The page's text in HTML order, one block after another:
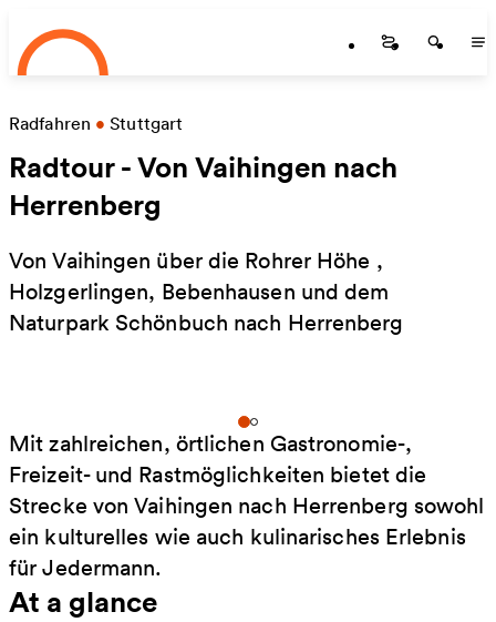
Skip to main content
Startseite
Radfahren • Stuttgart
Radtour - Von Vaihingen nach
Herrenberg
Von Vaihingen über die Rohrer Höhe ,
Holzgerlingen, Bebenhausen und dem
Naturpark Schönbuch nach Herrenberg
Mit zahlreichen, örtlichen Gastronomie-,
Freizeit- und Rastmöglichkeiten bietet die
Strecke von Vaihingen nach Herrenberg sowohl
ein kulturelles wie auch kulinarisches Erlebnis
für Jedermann.
At a glance